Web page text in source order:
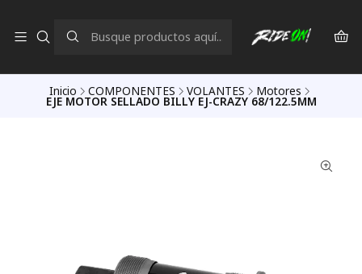
Inicio COMPONENTES VOLANTES Motores
EJE MOTOR SELLADO BILLY EJ-CRAZY 68/122.5MM